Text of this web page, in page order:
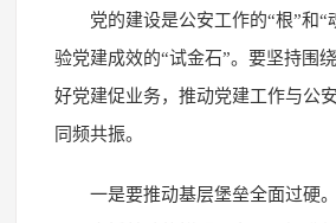
党的建设是公安工作的“根”和“
验党建成效的“试金石”。要坚持围
好党建促业务，推动党建工作与公
同频共振。
一是要推动基层堡垒全面过硬